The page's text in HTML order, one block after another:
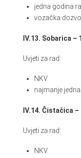
jedna godina
vozačka
IV.13. Sobarica –
Uvjeti za rad:
NKV
najmanje
IV.14. Čistačica
Uvjeti za rad:
NKV.